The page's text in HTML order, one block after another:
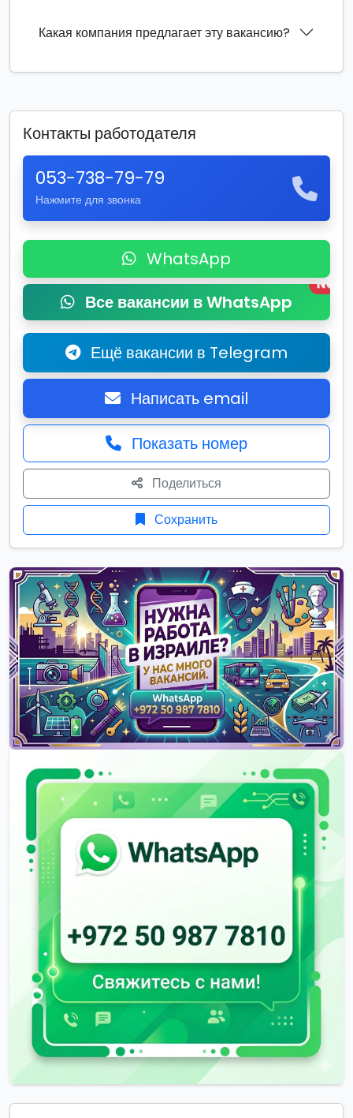
Какая компания предлагает эту вакансию?
Контакты работодателя
053-738-79-79
Нажмите для звонка
WhatsApp
Все вакансии в WhatsApp
New
Ещё вакансии в Telegram
Написать email
Показать номер
Поделиться
Сохранить